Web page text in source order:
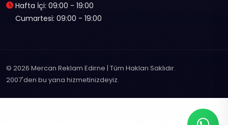
Hafta İçi: 09:00 - 19:00
Cumartesi: 09:00 - 19:00
© 2026 Mercan Reklam Edirne | Tüm Hakları Saklıdır.
2007'den bu yana hizmetinizdeyiz.